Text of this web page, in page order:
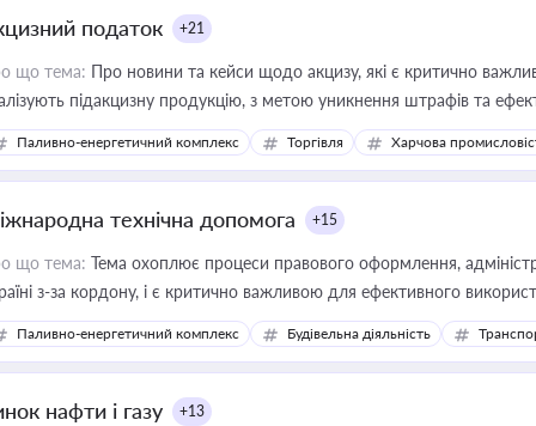
податок +21
що тема: Про новини та кейси щодо акцизу, які є критично
підакцизну продукцію, з метою уникнення штрафів та
Паливно-енергетичний комплекс Торгівля Харчова
технічна допомога +15
що тема: Тема охоплює процеси правового оформлення,
з-за кордону, і є критично важливою для ефективного
проєктів
Паливно-енергетичний комплекс Будівельна діяльність
нафти і газу +13